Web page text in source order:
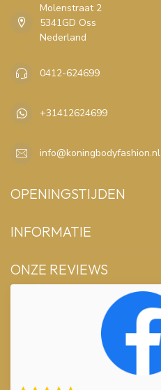
Molenstraat 2
5341GD Oss
Nederland
0412-624699
+31412624699
info@koningbodyfashion.nl
OPENINGSTIJDEN
INFORMATIE
ONZE REVIEWS